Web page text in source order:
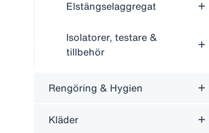
Elstängselaggregat
Isolatorer, testare &
tillbehör
Rengöring & Hygien
Kläder